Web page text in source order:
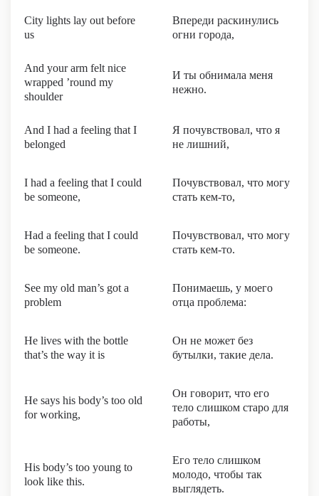
City lights lay out before
us
Впереди раскинулись
огни города,
And your arm felt nice
wrapped ’round my
shoulder
И ты обнимала меня
нежно.
And I had a feeling that I
belonged
Я почувствовал, что я
не лишний,
I had a feeling that I could
be someone,
Почувствовал, что могу
стать кем-то,
Had a feeling that I could
be someone.
Почувствовал, что могу
стать кем-то.
See my old man’s got a
problem
Понимаешь, у моего
отца проблема:
He lives with the bottle
that’s the way it is
Он не может без
бутылки, такие дела.
He says his body’s too old
for working,
Он говорит, что его
тело слишком старо для
работы,
His body’s too young to
look like this.
Его тело слишком
молодо, чтобы так
выглядеть.